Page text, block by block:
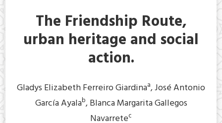
The Friendship Route,
urban heritage and social
action.
Gladys Elizabeth Ferreiro Giardinaa, José Antonio
García Ayalab, Blanca Margarita Gallegos
Navarretec